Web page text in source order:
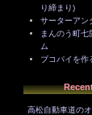
り締まり)
サーターアン
まんのう町七
ム
ブコパイを作
高松自動車道の